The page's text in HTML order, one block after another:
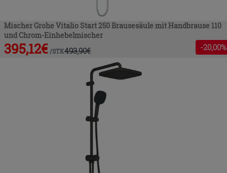
Mischer Grohe Vitalio Start 250 Brausesäule mit Handbrause 110
und Chrom-Einhebelmischer
395,12€ /STK493,90€ -20,00%